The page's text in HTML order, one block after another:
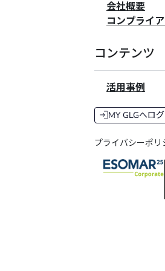
会社概要
コンプライ
コンテンツ
活用事例
MY GLGへロ
プライバシーポリ